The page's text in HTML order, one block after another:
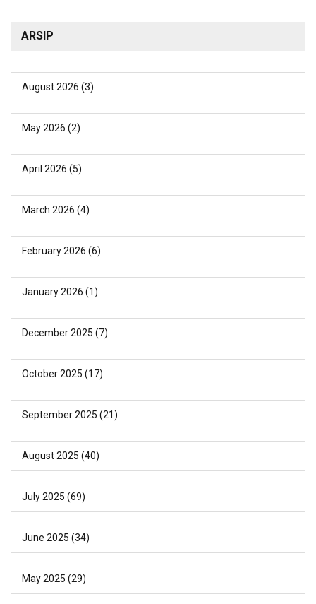
ARSIP
August 2026 (3)
May 2026 (2)
April 2026 (5)
March 2026 (4)
February 2026 (6)
January 2026 (1)
December 2025 (7)
October 2025 (17)
September 2025 (21)
August 2025 (40)
July 2025 (69)
June 2025 (34)
May 2025 (29)